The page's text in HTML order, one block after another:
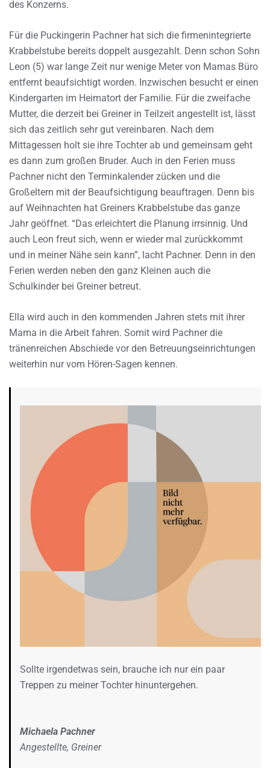
des Konzerns.
Für die Puckingerin Pachner hat sich die firmenintegrierte
Krabbelstube bereits doppelt ausgezahlt. Denn schon Sohn
Leon (5) war lange Zeit nur wenige Meter von Mamas Büro
entfernt beaufsichtigt worden. Inzwischen besucht er einen
Kindergarten im Heimatort der Familie. Für die zweifache
Mutter, die derzeit bei Greiner in Teilzeit angestellt ist, lässt
sich das zeitlich sehr gut vereinbaren. Nach dem
Mittagessen holt sie ihre Tochter ab und gemeinsam geht
es dann zum großen Bruder. Auch in den Ferien muss
Pachner nicht den Terminkalender zücken und die
Großeltern mit der Beaufsichtigung beauftragen. Denn bis
auf Weihnachten hat Greiners Krabbelstube das ganze
Jahr geöffnet. “Das erleichtert die Planung irrsinnig. Und
auch Leon freut sich, wenn er wieder mal zurückkommt
und in meiner Nähe sein kann”, lacht Pachner. Denn in den
Ferien werden neben den ganz Kleinen auch die
Schulkinder bei Greiner betreut.
Ella wird auch in den kommenden Jahren stets mit ihrer
Mama in die Arbeit fahren. Somit wird Pachner die
tränenreichen Abschiede vor den Betreuungseinrichtungen
weiterhin nur vom Hören-Sagen kennen.
Sollte irgendetwas sein, brauche ich nur ein paar
Treppen zu meiner Tochter hinuntergehen.
Michaela Pachner
Angestellte, Greiner